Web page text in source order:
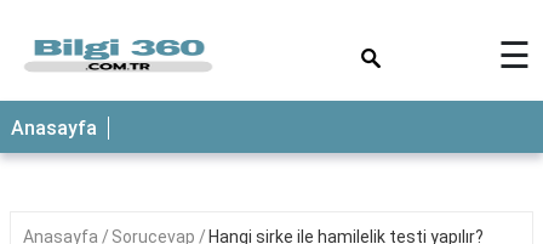
ANASAYFA
☰
Anasayfa
Anasayfa Sorucevap Hangi sirke ile hamilelik testi yapılır?